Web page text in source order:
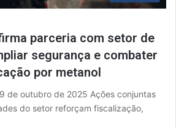
parceria com setor de
segurança e combater
por metanol
de outubro de 2025 Ações conjuntas
do setor reforçam fiscalização,